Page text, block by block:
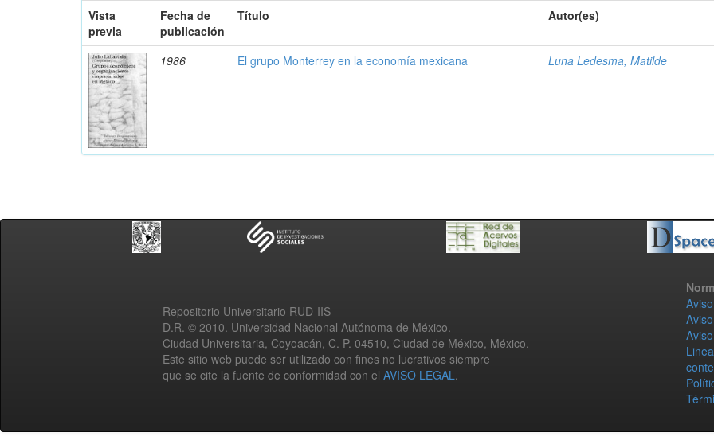
Vista
previa
Fecha de
publicación
Título Autor(es)
1986 El grupo Monterrey en la economía mexicana Luna Ledesma, Matilde
Repositorio Universitario RUD-IIS
D.R. © 2010. Universidad Nacional Autónoma de México.
Ciudad Universitaria, Coyoacán, C. P. 04510, Ciudad de México, México.
Este sitio web puede ser utilizado con fines no lucrativos siempre
que se cite la fuente de conformidad con el AVISO LEGAL.